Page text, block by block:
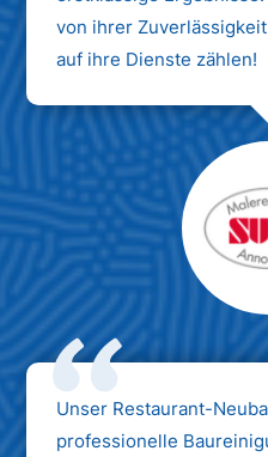
von ihrer
auf ihre Dienste zählen!
Unser Restaurant-
professionelle